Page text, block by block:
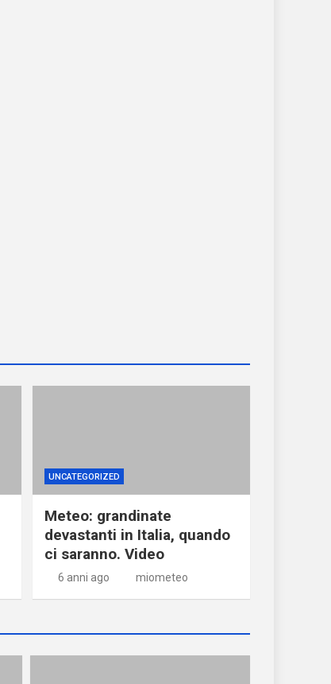
UNCATEGORIZED
Meteo: grandinate
devastanti in Italia, quando
ci saranno. Video
6 anni ago miometeo